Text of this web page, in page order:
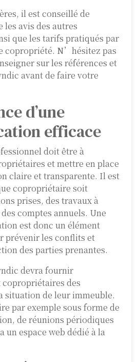
il est conseillé de
les avis des autres
que les tarifs pratiqués par
copropriété. N’hésitez pas
sur les références et
avant de faire votre
d’une
efficace
doit être à
et mettre en place
claire et transparente. Il est
copropriétaire soit
prises, des travaux à
comptes annuels. Une
est donc un élément
prévenir les conflits et
des parties prenantes.
devra fournir
des
situation de leur immeuble.
par exemple sous forme de
de réunions périodiques
un espace web dédié à la